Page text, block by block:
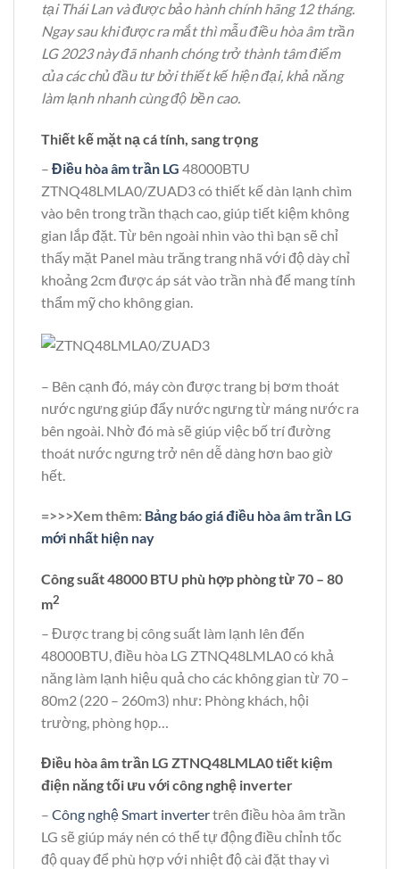
tại Thái Lan và được bảo hành chính hãng 12 tháng.
Ngay sau khi được ra mắt thì mẫu điều hòa âm trần
LG 2023 này đã nhanh chóng trở thành tâm điểm
của các chủ đầu tư bởi thiết kế hiện đại, khả năng
làm lạnh nhanh cùng độ bền cao.
Thiết kế mặt nạ cá tính, sang trọng
– Điều hòa âm trần LG 48000BTU
ZTNQ48LMLA0/ZUAD3 có thiết kế dàn lạnh chìm
vào bên trong trần thạch cao, giúp tiết kiệm không
gian lắp đặt. Từ bên ngoài nhìn vào thì bạn sẽ chỉ
thấy mặt Panel màu trăng trang nhã với độ dày chỉ
khoảng 2cm được áp sát vào trần nhà để mang tính
thẩm mỹ cho không gian.
– Bên cạnh đó, máy còn được trang bị bơm thoát
nước ngưng giúp đẩy nước ngưng từ máng nước ra
bên ngoài. Nhờ đó mà sẽ giúp việc bố trí đường
thoát nước ngưng trở nên dễ dàng hơn bao giờ
hết.
=>>>Xem thêm: Bảng báo giá điều hòa âm trần LG
mới nhất hiện nay
Công suất 48000 BTU phù hợp phòng từ 70 – 80
m2
– Được trang bị công suất làm lạnh lên đến
48000BTU, điều hòa LG ZTNQ48LMLA0 có khả
năng làm lạnh hiệu quả cho các không gian từ 70 –
80m2 (220 – 260m3) như: Phòng khách, hội
trường, phòng họp…
Điều hòa âm trần LG ZTNQ48LMLA0 tiết kiệm
điện năng tối ưu với công nghệ inverter
– Công nghệ Smart invertertrên điều hòa âm trần
LG sẽ giúp máy nén có thể tự động điều chỉnh tốc
độ quay để phù hợp với nhiệt độ cài đặt thay vì